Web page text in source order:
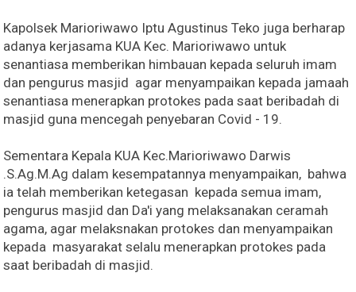
Kapolsek Marioriwawo Iptu Agustinus Teko juga berharap
adanya kerjasama KUA Kec. Marioriwawo untuk
senantiasa memberikan himbauan kepada seluruh imam
dan pengurus masjid agar menyampaikan kepada jamaah
senantiasa menerapkan protokes pada saat beribadah di
masjid guna mencegah penyebaran Covid - 19.
Sementara Kepala KUA Kec.Marioriwawo Darwis
.S.Ag.M.Ag dalam kesempatannya menyampaikan, bahwa
ia telah memberikan ketegasan kepada semua imam,
pengurus masjid dan Da'i yang melaksanakan ceramah
agama, agar melaksnakan protokes dan menyampaikan
kepada masyarakat selalu menerapkan protokes pada
saat beribadah di masjid.